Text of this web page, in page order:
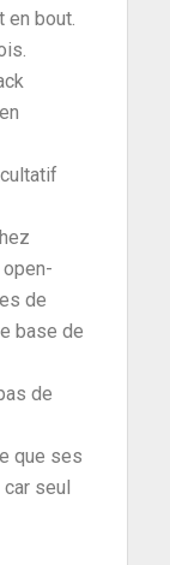
bout.
de
base de
de
que ses
seul